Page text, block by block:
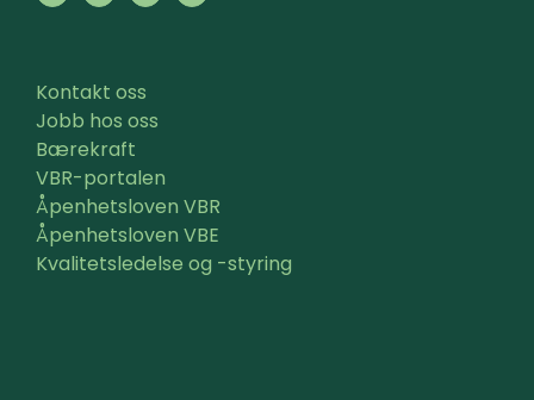
Kontakt oss
Jobb hos oss
Bærekraft
VBR-portalen
Åpenhetsloven VBR
Åpenhetsloven VBE
Kvalitetsledelse og -styring